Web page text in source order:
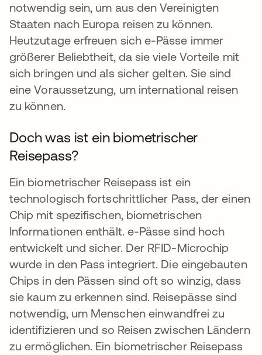
notwendig sein, um aus den Vereinigten
Staaten nach Europa reisen zu können.
Heutzutage erfreuen sich e-Pässe immer
größerer Beliebtheit, da sie viele Vorteile mit
sich bringen und als sicher gelten. Sie sind
eine Voraussetzung, um international reisen
zu können.
Doch was ist ein biometrischer
Reisepass?
Ein biometrischer Reisepass ist ein
technologisch fortschrittlicher Pass, der einen
Chip mit spezifischen, biometrischen
Informationen enthält. e-Pässe sind hoch
entwickelt und sicher. Der RFID-Microchip
wurde in den Pass integriert. Die eingebauten
Chips in den Pässen sind oft so winzig, dass
sie kaum zu erkennen sind. Reisepässe sind
notwendig, um Menschen einwandfrei zu
identifizieren und so Reisen zwischen Ländern
zu ermöglichen. Ein biometrischer Reisepass